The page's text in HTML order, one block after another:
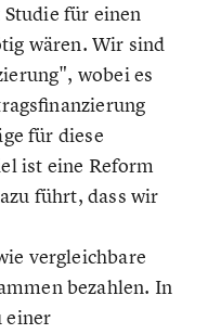
für einen
wären. Wir sind
wobei es
für diese
ist eine Reform
führt, dass wir
vergleichbare
bezahlen. In
einer